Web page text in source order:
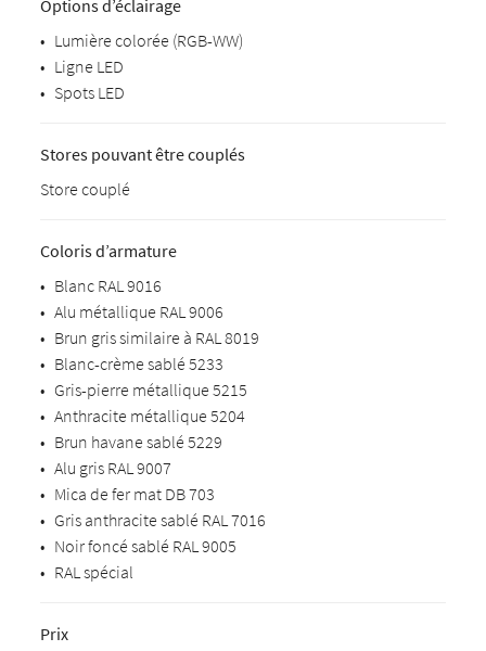
Options d’éclairage
• Lumière colorée (RGB-WW)
• Ligne LED
• Spots LED
Stores pouvant être couplés
Store couplé
Coloris d’armature
• Blanc RAL 9016
• Alu métallique RAL 9006
• Brun gris similaire à RAL 8019
• Blanc-crème sablé 5233
• Gris-pierre métallique 5215
• Anthracite métallique 5204
• Brun havane sablé 5229
• Alu gris RAL 9007
• Mica de fer mat DB 703
• Gris anthracite sablé RAL 7016
• Noir foncé sablé RAL 9005
• RAL spécial
Prix